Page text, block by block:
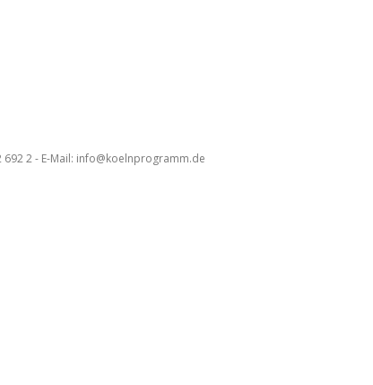
2 - E-Mail: info@koelnprogramm.de